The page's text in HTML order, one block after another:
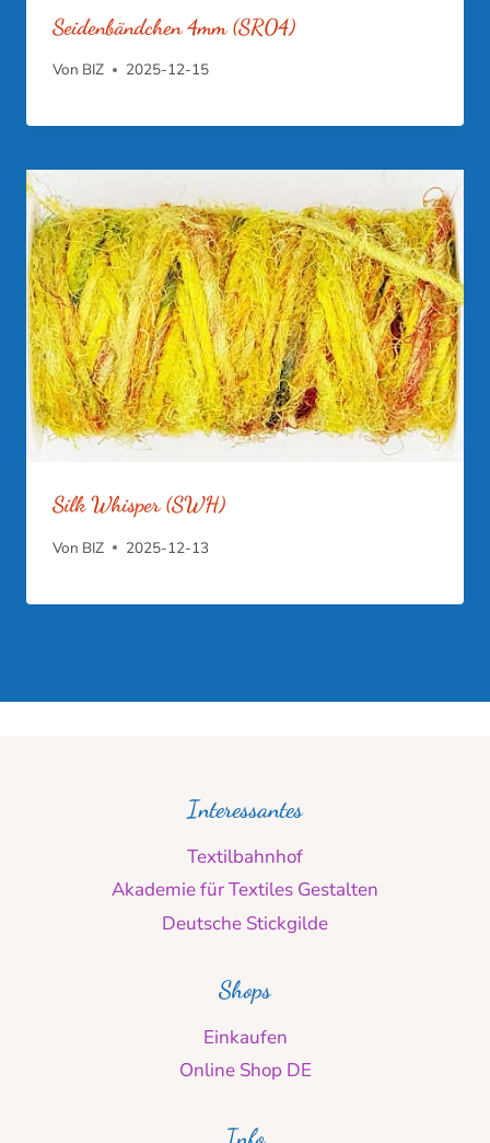
Seidenbändchen 4mm (SR04)
Von BIZ 2025-12-15
Silk Whisper (SWH)
Von BIZ 2025-12-13
Interessantes
Textilbahnhof
Akademie für Textiles Gestalten
Deutsche Stickgilde
Shops
Einkaufen
Online Shop DE